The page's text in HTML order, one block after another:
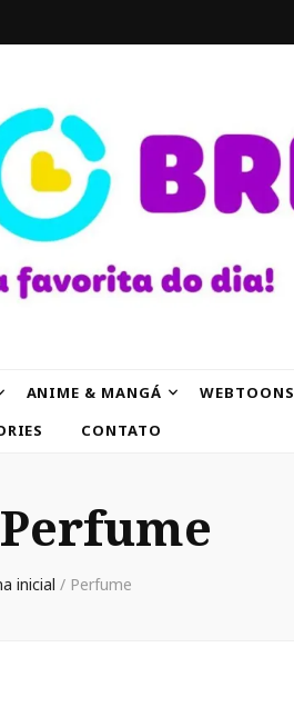
ANIME & MANGÁ WEBTOONS
CONTATO
Perfume
inicial / Perfume